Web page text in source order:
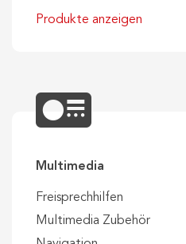
Produkte anzeigen
Multimedia
Freisprechhilfen
Multimedia Zubehör